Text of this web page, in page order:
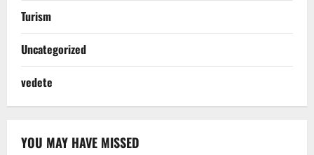
Turism
Uncategorized
vedete
YOU MAY HAVE MISSED